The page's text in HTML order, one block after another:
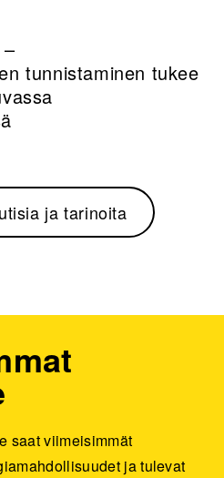
tunnistaminen tukee
ja tarinoita
saat viimeisimmät
ja tulevat